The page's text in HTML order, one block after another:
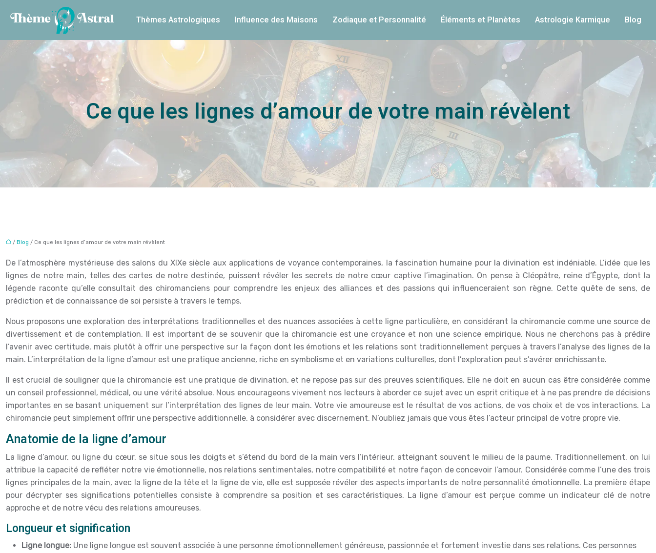
Thèmes Astrologiques Influence des Maisons Zodiaque et Personnalité Éléments et Planètes Astrologie Karmique Blog
Ce que les lignes d’amour de votre main révèlent
/ Blog / Ce que les lignes d’amour de votre main révèlent
De l’atmosphère mystérieuse des salons du XIXe siècle aux applications de voyance contemporaines, la fascination humaine pour la divination est indéniable. L’idée que les
lignes de notre main, telles des cartes de notre destinée, puissent révéler les secrets de notre cœur captive l’imagination. On pense à Cléopâtre, reine d’Égypte, dont la
légende raconte qu’elle consultait des chiromanciens pour comprendre les enjeux des alliances et des passions qui influenceraient son règne. Cette quête de sens, de
prédiction et de connaissance de soi persiste à travers le temps.
Nous proposons une exploration des interprétations traditionnelles et des nuances associées à cette ligne particulière, en considérant la chiromancie comme une source de
divertissement et de contemplation. Il est important de se souvenir que la chiromancie est une croyance et non une science empirique. Nous ne cherchons pas à prédire
l’avenir avec certitude, mais plutôt à offrir une perspective sur la façon dont les émotions et les relations sont traditionnellement perçues à travers l’analyse des lignes de la
main. L’interprétation de la ligne d’amour est une pratique ancienne, riche en symbolisme et en variations culturelles, dont l’exploration peut s’avérer enrichissante.
Il est crucial de souligner que la chiromancie est une pratique de divination, et ne repose pas sur des preuves scientifiques. Elle ne doit en aucun cas être considérée comme
un conseil professionnel, médical, ou une vérité absolue. Nous encourageons vivement nos lecteurs à aborder ce sujet avec un esprit critique et à ne pas prendre de décisions
importantes en se basant uniquement sur l’interprétation des lignes de leur main. Votre vie amoureuse est le résultat de vos actions, de vos choix et de vos interactions. La
chiromancie peut simplement offrir une perspective additionnelle, à considérer avec discernement. N’oubliez jamais que vous êtes l’acteur principal de votre propre vie.
Anatomie de la ligne d’amour
La ligne d’amour, ou ligne du cœur, se situe sous les doigts et s’étend du bord de la main vers l’intérieur, atteignant souvent le milieu de la paume. Traditionnellement, on lui
attribue la capacité de refléter notre vie émotionnelle, nos relations sentimentales, notre compatibilité et notre façon de concevoir l’amour. Considérée comme l’une des trois
lignes principales de la main, avec la ligne de la tête et la ligne de vie, elle est supposée révéler des aspects importants de notre personnalité émotionnelle. La première étape
pour décrypter ses significations potentielles consiste à comprendre sa position et ses caractéristiques. La ligne d’amour est perçue comme un indicateur clé de notre
approche et de notre vécu des relations amoureuses.
Longueur et signification
Ligne longue: Une ligne longue est souvent associée à une personne émotionnellement généreuse, passionnée et fortement investie dans ses relations. Ces personnes